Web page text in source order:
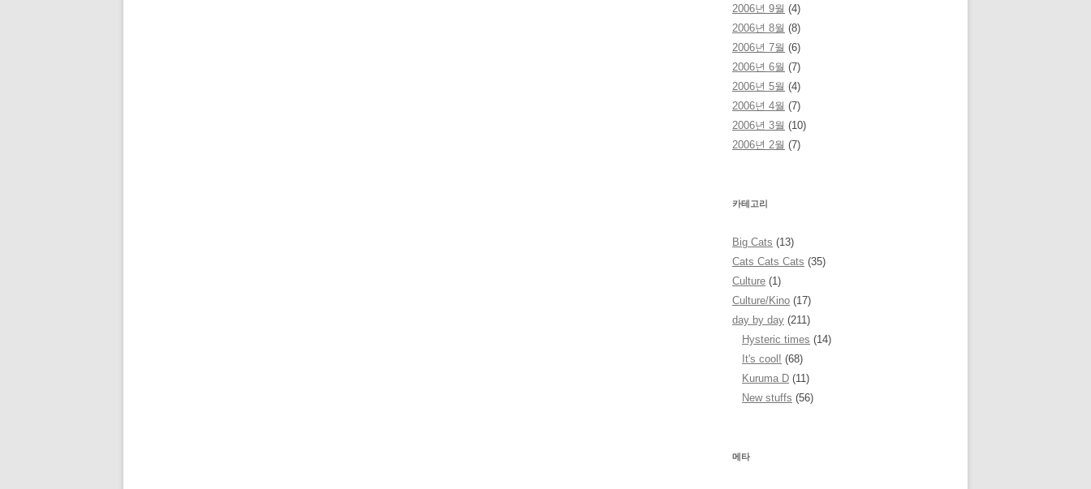
2006년 9월 (4)
2006년 8월 (8)
2006년 7월 (6)
2006년 6월 (7)
2006년 5월 (4)
2006년 4월 (7)
2006년 3월 (10)
2006년 2월 (7)
카테고리
Big Cats (13)
Cats Cats Cats (35)
Culture (1)
Culture/Kino (17)
day by day (211)
Hysteric times (14)
It's cool! (68)
Kuruma D (11)
New stuffs (56)
메타